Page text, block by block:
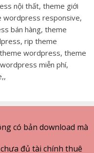
nội thất, theme giới
wordpress responsive,
bán hàng, theme
rip theme
wordpress, theme
miễn phí,
có bản download mà
đủ tài chính thuê